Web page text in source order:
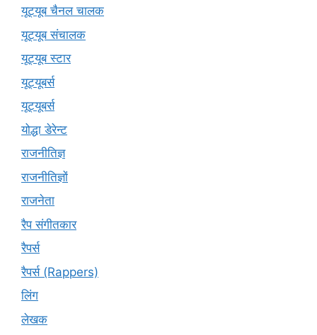
यूट्यूब चैनल चालक
यूट्यूब संचालक
यूट्यूब स्टार
यूट्‍यूबर्स
यूट्यूबर्स
योद्धा डेरेन्ट
राजनीतिज्ञ
राजनीतिज्ञों
राजनेता
रैप संगीतकार
रैपर्स
रैपर्स (Rappers)
लिंग
लेखक